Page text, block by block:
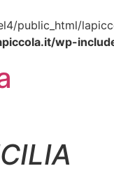
public_html/
wp-